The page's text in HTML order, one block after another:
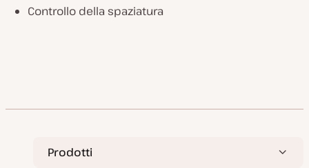
Controllo della spaziatura
Prodotti